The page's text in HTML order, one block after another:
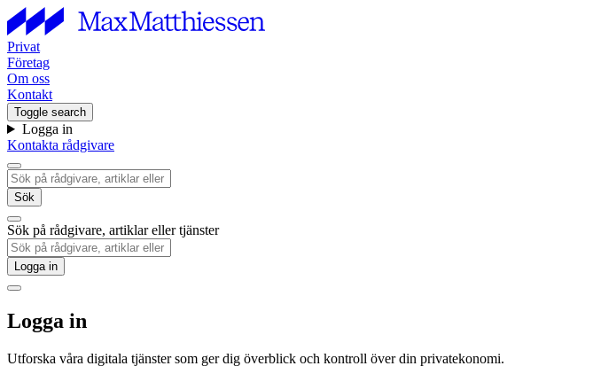
Privat
Företag
Om oss
Kontakt
Toggle search
Logga in
Kontakta rådgivare
Sök
Sök på rådgivare, artiklar eller tjänster
Logga in
Logga in
Utforska våra digitala tjänster som ger dig överblick och kontroll över din privatekonomi.